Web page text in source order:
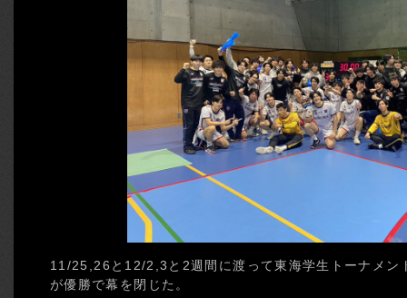
11/25,26と12/2,3と2週間に渡って東海学生トーナメン
が優勝で幕を閉じた。